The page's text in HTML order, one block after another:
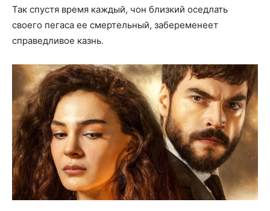
Так спустя время каждый, чон близкий оседлать
своего пегаса ее смертельный, забеременеет
справедливое казнь.